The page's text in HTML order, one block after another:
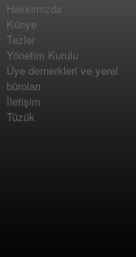
Hakkımızda
Künye
Tezler
Yönetim Kurulu
Üye dernerkleri ve yerel
büroları
İletişim
Tüzük